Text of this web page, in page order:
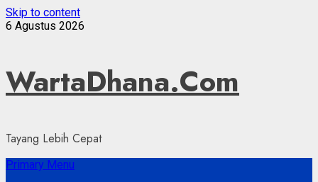
Skip to content
6 Agustus 2026
WartaDhana.Com
Tayang Lebih Cepat
Primary Menu